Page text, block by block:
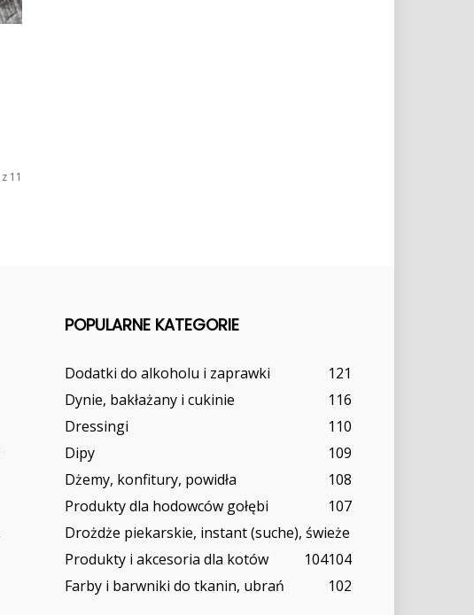
11
POPULARNE KATEGORIE
Dodatki do alkoholu i zaprawki
121
Dynie, bakłażany i cukinie
116
Dressingi
110
Dipy
109
Dżemy, konfitury, powidła
108
Produkty dla hodowców gołębi
107
Drożdże piekarskie, instant (suche), świeże
104
Produkty i akcesoria dla kotów
104
Farby i barwniki do tkanin, ubrań
102